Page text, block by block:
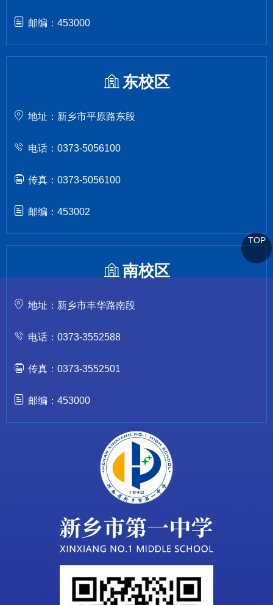
邮编：453000
东校区
地址：新乡市平原路东段
电话：0373-5056100
传真：0373-5056100
邮编：453002
南校区
地址：新乡市丰华路南段
电话：0373-3552588
传真：0373-3552501
邮编：453000
TOP